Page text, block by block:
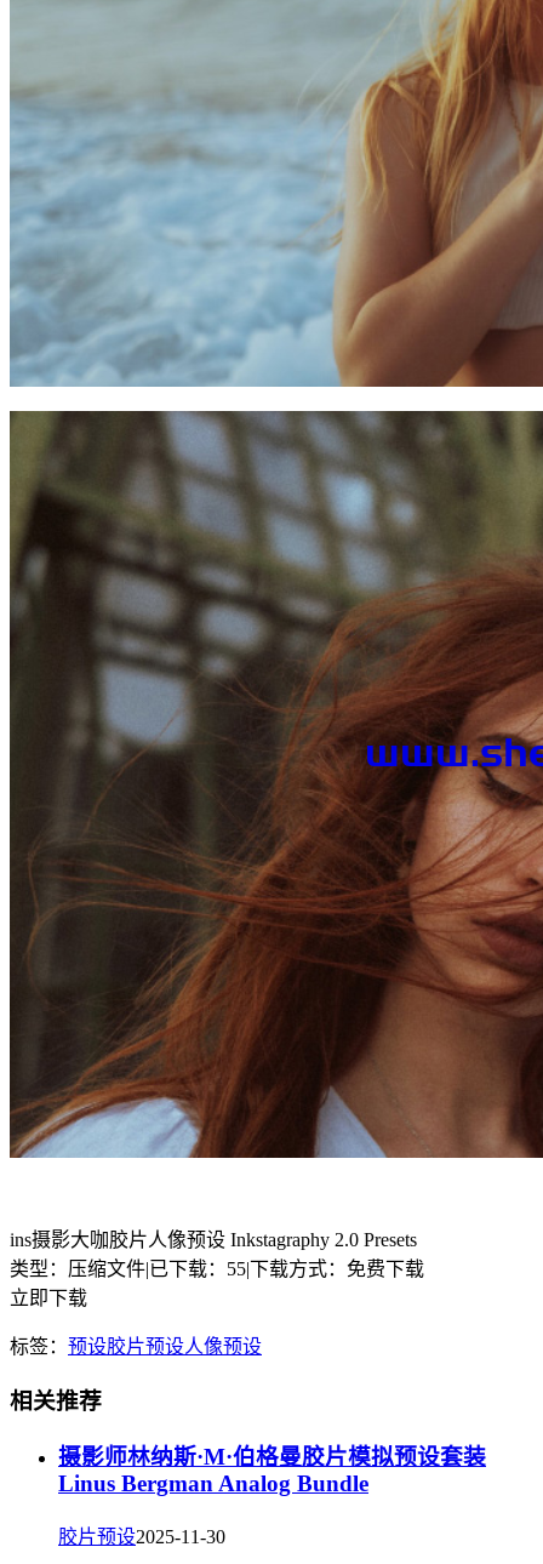
ins摄影大咖胶片人像预设 Inkstagraphy 2.0 Presets
类型：压缩文件|已下载：55|下载方式：免费下载
立即下载
标签： 预设胶片预设人像预设
相关推荐
摄影师林纳斯·M·伯格曼胶片模拟预设套装
Linus Bergman Analog Bundle
胶片预设2025-11-30